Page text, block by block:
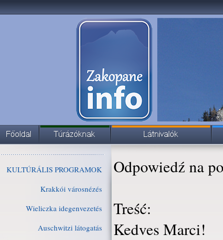
KULTÚRÁLIS PROGRAMOK
Krakkói városnézés
Wieliczka idegenvezetés
Auschwitzi látogatás
Odpowiedź na
Treść:
Kedves Marci!